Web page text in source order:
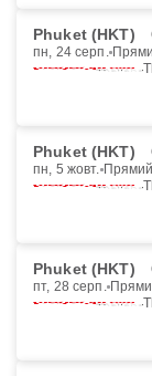
Phuket (HKT)
пн, 24 серп.
Phuket (HKT)
пн, 5 жовт. Прямий
Phuket (HKT)
пт, 28 серп.